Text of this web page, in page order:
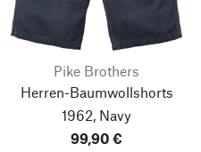
Pike Brothers
Herren-Baumwollshorts
1962, Navy
99,90 €